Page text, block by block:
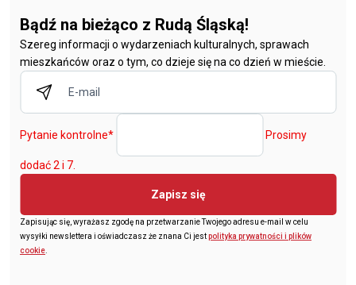
Bądź na bieżąco z Rudą Śląską!
Szereg informacji o wydarzeniach kulturalnych, sprawach
mieszkańców oraz o tym, co dzieje się na co dzień w mieście.
Pytanie kontrolne* Prosimy
dodać 2 i 7.
Zapisz się
Zapisując się, wyrażasz zgodę na przetwarzanie Twojego adresu e-mail w celu
wysyłki newslettera i oświadczasz że znana Ci jestpolityka prywatności i plików
cookie.